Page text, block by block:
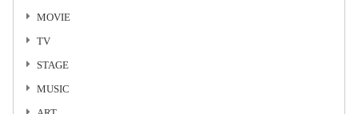
MOVIE
TV
STAGE
MUSIC